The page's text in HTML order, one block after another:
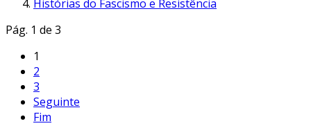
Histórias do Fascismo e Resistência
Pág. 1 de 3
1
2
3
Seguinte
Fim